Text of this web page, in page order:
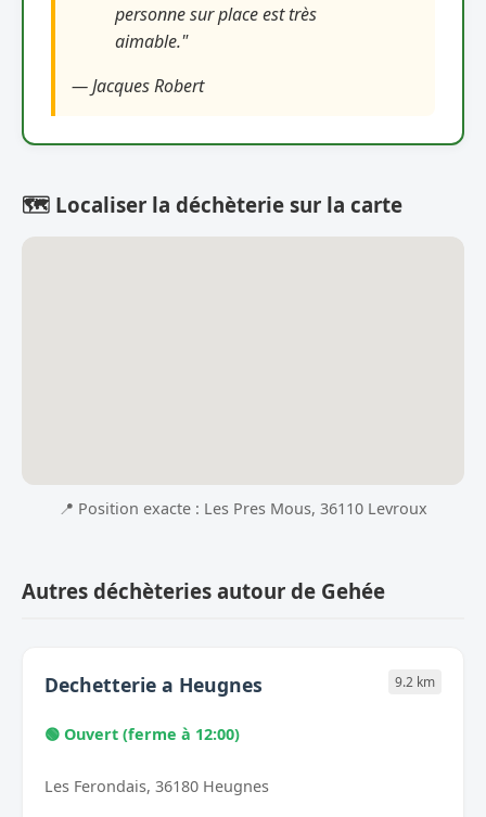
personne sur place est très
aimable."
— Jacques Robert
🗺️ Localiser la déchèterie sur la carte
📍 Position exacte : Les Pres Mous, 36110 Levroux
Autres déchèteries autour de Gehée
Dechetterie a Heugnes 9.2 km
🟢 Ouvert (ferme à 12:00)
Les Ferondais, 36180 Heugnes